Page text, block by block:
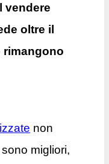
vendere
oltre il
rimangono
non
migliori,